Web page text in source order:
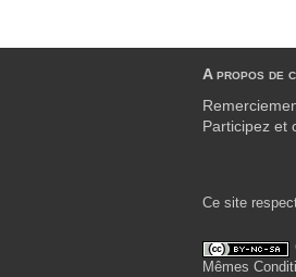
A propos de
Participez et
Ce site
Mêmes